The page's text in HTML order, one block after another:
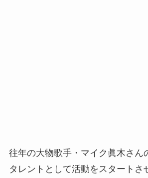
往年の大物歌手・マイク眞木さん
タレントとして活動をスタートさ